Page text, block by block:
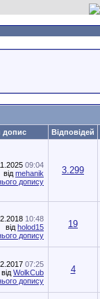
допис Відповідей
09:04
від mehanik 3.299
10:48
від holod15 19
07:25
від WolkCub 4